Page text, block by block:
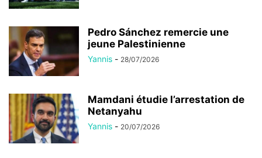
Pedro Sánchez remercie une
jeune Palestinienne
Yannis - 28/07/2026
Mamdani étudie l’arrestation de
Netanyahu
Yannis - 20/07/2026